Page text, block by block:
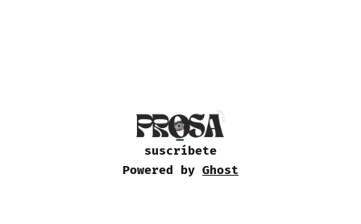
suscríbete
Powered by Ghost